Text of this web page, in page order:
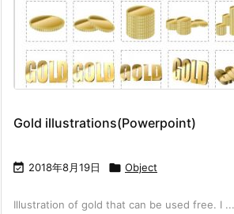
Gold illustrations(Powerpoint)
 2018年8月19日  Object
Illustration of gold that can be used free. I ...